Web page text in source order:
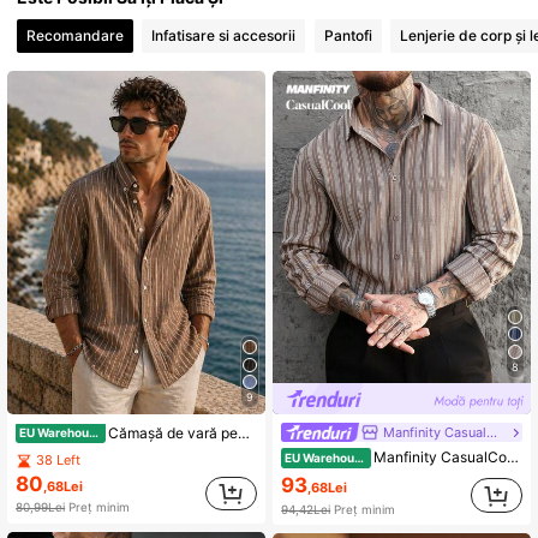
Recomandare Infatisare si accesorii Pantofi Lenjerie de corp și
9
EU Warehouse Cămașă de vară pentru bărbați, cu un design ușor, cu dungi fine și lejer, care nu necesită călcare.
38 Left
80 ,68Lei
80,99Lei Preț minim
8
Manfinity CasualCool
EU Warehouse Manfinity CasualCool Cămașă casual vintage pentru bărbați, cu mânecă lungă, dungată maro și albă, stil toamnal, elegantă
93,68Lei
94,42Lei Preț minim